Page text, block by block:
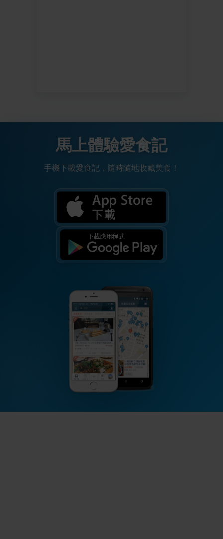
馬上體驗愛食記
手機下載愛食記，隨時隨地收藏美食！